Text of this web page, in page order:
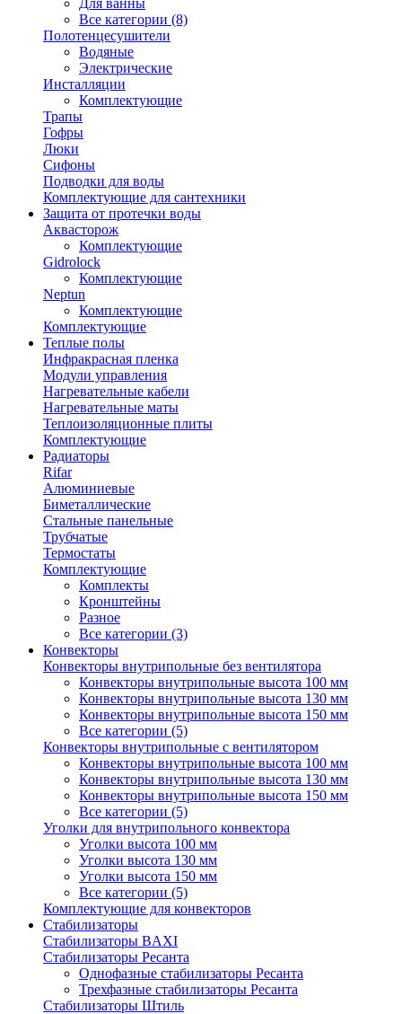
Для ванны
Все категории (8)
Полотенцесушители
Водяные
Электрические
Инсталляции
Комплектующие
Трапы
Гофры
Люки
Сифоны
Подводки для воды
Комплектующие для сантехники
Защита от протечки воды
Аквасторож
Комплектующие
Gidrolock
Комплектующие
Neptun
Комплектующие
Комплектующие
Теплые полы
Инфракрасная пленка
Модули управления
Нагревательные кабели
Нагревательные маты
Теплоизоляционные плиты
Комплектующие
Радиаторы
Rifar
Алюминиевые
Биметаллические
Стальные панельные
Трубчатые
Термостаты
Комплектующие
Комплекты
Кронштейны
Разное
Все категории (3)
Конвекторы
Конвекторы внутрипольные без вентилятора
Конвекторы внутрипольные высота 100 мм
Конвекторы внутрипольные высота 130 мм
Конвекторы внутрипольные высота 150 мм
Все категории (5)
Конвекторы внутрипольные с вентилятором
Конвекторы внутрипольные высота 100 мм
Конвекторы внутрипольные высота 130 мм
Конвекторы внутрипольные высота 150 мм
Все категории (5)
Уголки для внутрипольного конвектора
Уголки высота 100 мм
Уголки высота 130 мм
Уголки высота 150 мм
Все категории (5)
Комплектующие для конвекторов
Стабилизаторы
Стабилизаторы BAXI
Стабилизаторы Ресанта
Однофазные стабилизаторы Ресанта
Трехфазные стабилизаторы Ресанта
Стабилизаторы Штиль